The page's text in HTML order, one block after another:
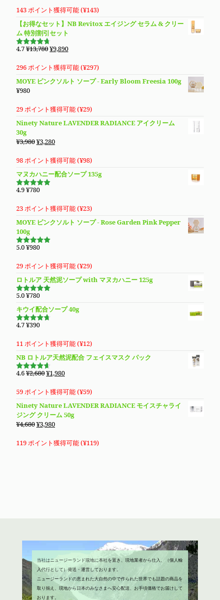
価
は
¥5,480
で
た。
の
格
は
¥4,780
す。
143 ポイント獲得可能 (¥143)
【お得なセット】NB Revitox エイジング セラム & クリー
ム 特別割引セット
5段階で
4.7¥13,780元
価
は
で
し
た。
¥9,890現
の
格
¥9,890
で
す。
296 ポイント獲得可能 (¥297)
MOYE ピンクソルト ソープ - Early Bloom Freesia 100g
¥980
29 ポイント獲得可能 (¥29)
Ninety Nature LAVENDER RADIANCE アイクリーム
30g
¥3,980元
価
は
¥3,980
し
¥3,280現
の
価
格
で
98 ポイント獲得可能 (¥98)
マヌカハニー配合ソープ 135g
5段階で
4.9¥780
23 ポイント獲得可能 (¥23)
MOYE ピンクソルト ソープ - Rose Garden Pink Pepper
100g
5段階で
5.0¥980
29 ポイント獲得可能 (¥29)
ロトルア 天然泥ソープ with マヌカハニー 125g
5段階で
5.0¥780
キウイ配合ソープ 40g
5段階で
4.7¥390
11 ポイント獲得可能 (¥12)
NB ロトルア天然泥配合 フェイスマスク パック
5段階で
4.6¥2,680元
価
は
¥2,680
で
た。
¥1,980現
の
格
は
す。
59 ポイント獲得可能 (¥59)
Ninety Nature LAVENDER RADIANCE モイスチャライ
ジング クリーム 50g
¥4,680元
価
¥3,980現
の
119 ポイント獲得可能 (¥119)
当社はニュージーランド現地に本社を置き、現地業者から仕入、（個人輸
入代行として）発送・運営しております。
ニュージーランドの恵まれた大自然の中で作られた世界でも話題の商品を
取り揃え、現地から日本のみなさまへ安心配送、お手頃価格でお届けして
おります。